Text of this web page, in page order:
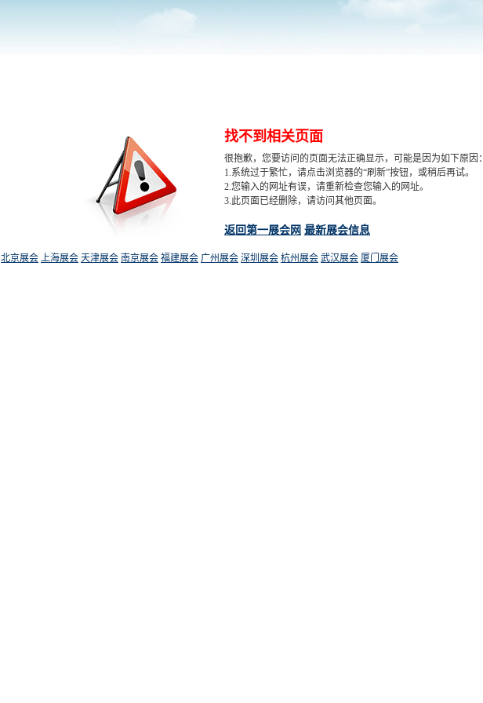
北京展会 上海展会 天津展会 南京展会 福建展会 广州展会 深圳展会 杭州展会 武汉展会 厦门展会
找不到相关页面
很抱歉，您要访问的页面无法正确显示，可能是因为如下原因：
1.系统过于繁忙，请点击浏览器的“刷新”按钮，或稍后再试。
2.您输入的网址有误，请重新检查您输入的网址。
3.此页面已经删除，请访问其他页面。
返回第一展会网 最新展会信息